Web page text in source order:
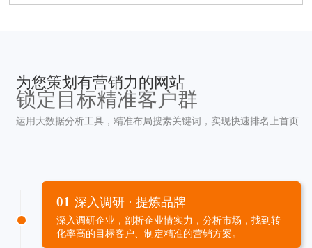
为您策划有营销力的网站
锁定目标精准客户群
运用大数据分析工具，精准布局搜素关键词，实现快速排名上首页
01 深入调研 · 提炼品牌
深入调研企业，剖析企业情实力，分析市场，找到转
化率高的目标客户、制定精准的营销方案。